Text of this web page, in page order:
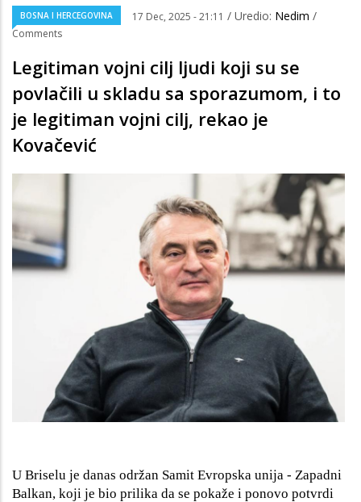
BOSNA I HERCEGOVINA 17 Dec, 2025 - 21:11 / Uredio: Nedim /
Comments
Legitiman vojni cilj ljudi koji su se
povlačili u skladu sa sporazumom, i to
je legitiman vojni cilj, rekao je
Kovačević
U Briselu je danas održan Samit Evropska unija - Zapadni
Balkan, koji je bio prilika da se pokaže i ponovo potvrdi